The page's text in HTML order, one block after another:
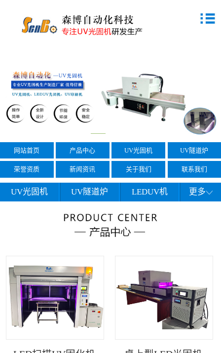
网站首页 产品中心 UV光固机 UV隧道炉
荣誉资质 新闻资讯 关于我们 联系我们
UV光固机 UV隧道炉 LEDUV机 更多